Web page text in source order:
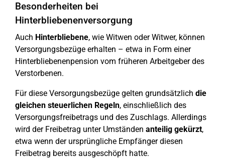
Besonderheiten bei
Hinterbliebenenversorgung
Auch Hinterbliebene, wie Witwen oder Witwer, können
Versorgungsbezüge erhalten – etwa in Form einer
Hinterbliebenenpension vom früheren Arbeitgeber des
Verstorbenen.
Für diese Versorgungsbezüge gelten grundsätzlich die
gleichen steuerlichen Regeln, einschließlich des
Versorgungsfreibetrags und des Zuschlags. Allerdings
wird der Freibetrag unter Umständen anteilig gekürzt,
etwa wenn der ursprüngliche Empfänger diesen
Freibetrag bereits ausgeschöpft hatte.